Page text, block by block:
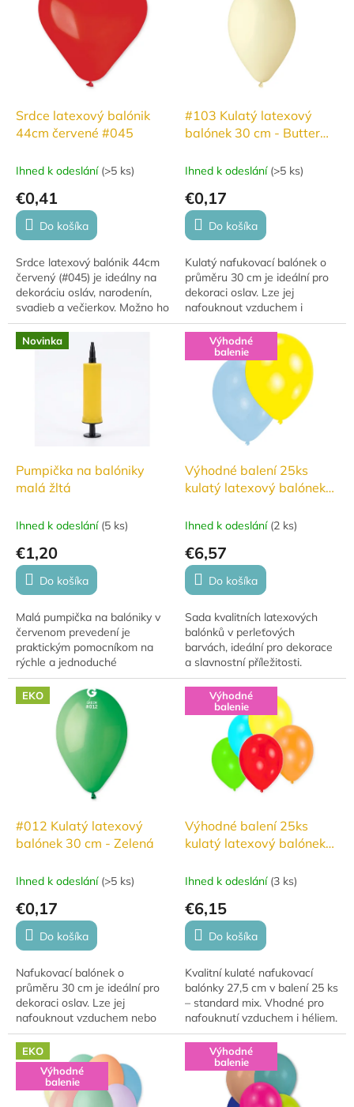
Srdce latexový balónik
44cm červené #045
Ihned k odeslání (>5 ks)
€0,41
Do košíka
Srdce latexový balónik 44cm
červený (#045) je ideálny na
dekoráciu osláv, narodenín,
svadieb a večierkov. Možno ho
nafúknuť vzduchom aj héliom.
Vyrobený z prírodného
kaučuku,...
#103 Kulatý latexový
balónek 30 cm - Butter
Ihned k odeslání (>5 ks)
€0,17
Do košíka
Kulatý nafukovací balónek o
průměru 30 cm je ideální pro
dekoraci oslav. Lze jej
nafouknout vzduchem i
héliem. Pro nafouknutí
vzduchem se často využívá v
dekoracích. Při použití...
Novinka
Pumpička na balóniky
malá žltá
Ihned k odeslání (5 ks)
€1,20
Do košíka
Malá pumpička na balóniky v
červenom prevedení je
praktickým pomocníkom na
rýchle a jednoduché
nafukovanie balónikov na
oslavy, párty aj detské
narodeniny.
Výhodné
balenie
Výhodné balení 25ks
kulatý latexový balónek
Ihned k odeslání (2 ks)
€6,57
Do košíka
Sada kvalitních latexových
balónků v perleťových
barvách, ideální pro dekorace
a slavnostní příležitosti.
EKO
#012 Kulatý latexový
balónek 30 cm - Zelená
Ihned k odeslání (>5 ks)
€0,17
Do košíka
Nafukovací balónek o
průměru 30 cm je ideální pro
dekoraci oslav. Lze jej
nafouknout vzduchem nebo
héliem, přičemž s héliem se
vznáší 10–12 hodin. Balónky
jsou vyrobeny z...
Výhodné
balenie
Výhodné balení 25ks
kulatý latexový balónek
Ihned k odeslání (3 ks)
€6,15
Do košíka
Kvalitní kulaté nafukovací
balónky 27,5 cm v balení 25 ks
– standard mix. Vhodné pro
nafouknutí vzduchem i héliem.
EKO
Výhodné
balenie
Výhodné
balenie